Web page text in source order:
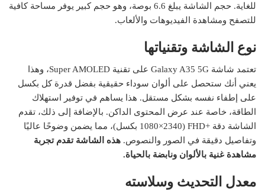
للغاية. حجم الشاشة يبلغ 6.6 بوصة، وهو حجم كبير يوفر مساحة كافية
للتصفح ومشاهدة الفيديوهات والألعاب.
نوع الشاشة وتقنياتها
تعتمد شاشة Galaxy A35 5G على تقنية Super AMOLED، وهذا
يعني أنك ستحصل على ألوان سوداء حقيقية بفضل قدرة كل بكسل
على إطفاء نفسه بشكل مستقل. هذا يساهم في توفير استهلاك
الطاقة، خاصة عند عرض المحتوى الداكن. بالإضافة إلى ذلك، تقدم
الشاشة دقة +FHD (1080×2340 بكسل)، مما يضمن وضوحًا عاليًا
وتفاصيل دقيقة في الصور والنصوص. هذه الشاشة تقدم تجربة
مشاهدة غنية بالألوان ونابضة بالحياة.
معدل التحديث وسلاسته